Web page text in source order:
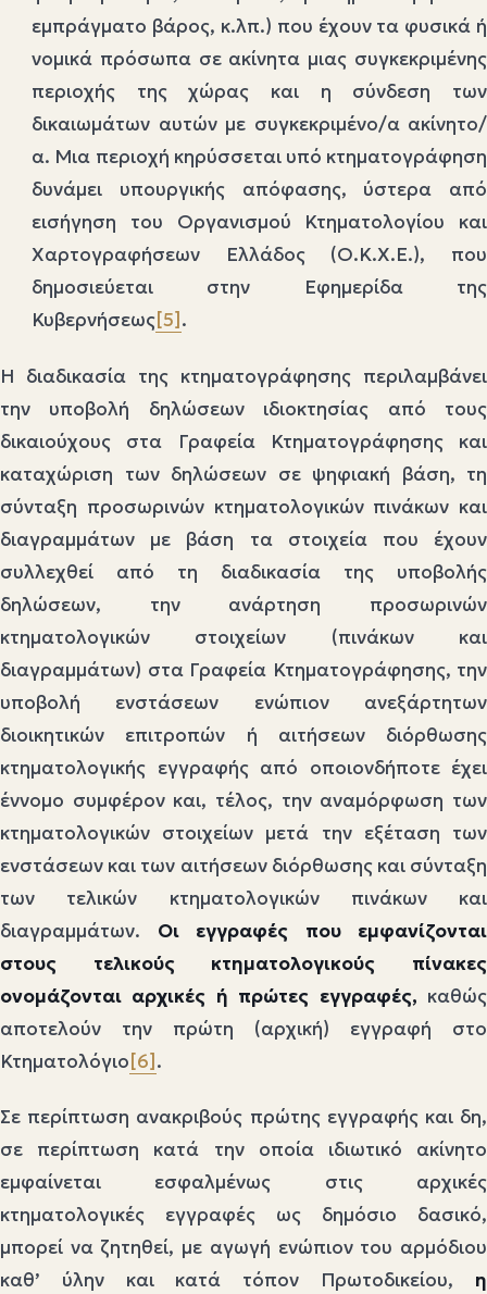
εμπράγματο βάρος, κ.λπ.) που έχουν τα φυσικά ή
νομικά πρόσωπα σε ακίνητα μιας συγκεκριμένης
περιοχής της χώρας και η σύνδεση των
δικαιωμάτων αυτών με συγκεκριμένο/α ακίνητο/
α. Μια περιοχή κηρύσσεται υπό κτηματογράφηση
δυνάμει υπουργικής απόφασης, ύστερα από
εισήγηση του Οργανισμού Κτηματολογίου και
Χαρτογραφήσεων Ελλάδος (Ο.Κ.Χ.Ε.), που
δημοσιεύεται στην Εφημερίδα της
Κυβερνήσεως[5] .
Η διαδικασία της κτηματογράφησης περιλαμβάνει
την υποβολή δηλώσεων ιδιοκτησίας από τους
δικαιούχους στα Γραφεία Κτηματογράφησης και
καταχώριση των δηλώσεων σε ψηφιακή βάση, τη
σύνταξη προσωρινών κτηματολογικών πινάκων και
διαγραμμάτων με βάση τα στοιχεία που έχουν
συλλεχθεί από τη διαδικασία της υποβολής
δηλώσεων, την ανάρτηση προσωρινών
κτηματολογικών στοιχείων (πινάκων και
διαγραμμάτων) στα Γραφεία Κτηματογράφησης, την
υποβολή ενστάσεων ενώπιον ανεξάρτητων
διοικητικών επιτροπών ή αιτήσεων διόρθωσης
κτηματολογικής εγγραφής από οποιονδήποτε έχει
έννομο συμφέρον και, τέλος, την αναμόρφωση των
κτηματολογικών στοιχείων μετά την εξέταση των
ενστάσεων και των αιτήσεων διόρθωσης και σύνταξη
των τελικών κτηματολογικών πινάκων και
διαγραμμάτων. Οι εγγραφές που εμφανίζονται
στους τελικούς κτηματολογικούς πίνακες
ονομάζονται αρχικές ή πρώτες εγγραφές, καθώς
αποτελούν την πρώτη (αρχική) εγγραφή στο
Κτηματολόγιο [6] .
Σε περίπτωση ανακριβούς πρώτης εγγραφής και δη,
σε περίπτωση κατά την οποία ιδιωτικό ακίνητο
εμφαίνεται εσφαλμένως στις αρχικές
κτηματολογικές εγγραφές ως δημόσιο δασικό,
μπορεί να ζητηθεί, με αγωγή ενώπιον του αρμόδιου
καθ’ ύλην και κατά τόπον Πρωτοδικείου, η